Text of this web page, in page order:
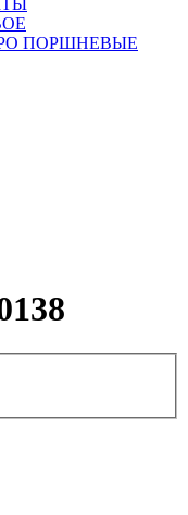
ПОРШНЕВЫЕ